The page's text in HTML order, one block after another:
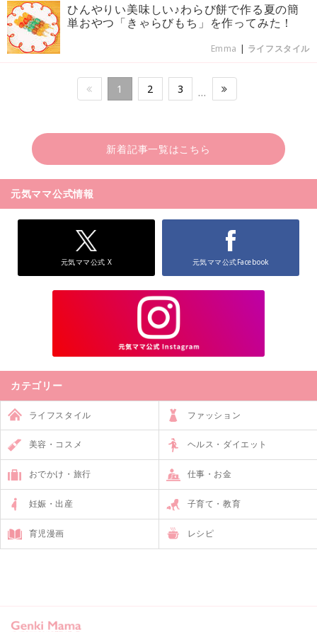
ひんやりい美味しい♪わらび餅で作る夏の簡
単おやつ「きゃらびもち」を作ってみた！
Emma | ライフスタイル
1 2 3 …
新着記事一覧はこちら
元気ママ公式情報
元気ママ公式 X 元気ママ公式Facebook
カテゴリー
ライフスタイル ファッション
美容・コスメ ヘルス・ダイエット
おでかけ・旅行 仕事・お金
妊娠・出産 子育て・教育
育児漫画 レシピ